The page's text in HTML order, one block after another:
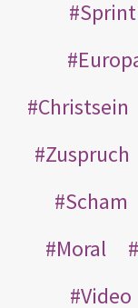
Sprint
Christsein
Zuspruch
Scham
Moral
Video